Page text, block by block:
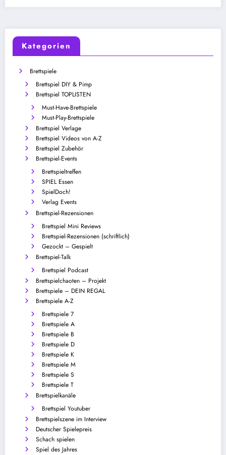
Kategorien
Brettspiele
Brettspiel DIY & Pimp
Brettspiel TOPLISTEN
Must-Have-Brettspiele
Must-Play-Brettspiele
Brettspiel Verlage
Brettspiel Videos von A-Z
Brettspiel Zubehör
Brettspiel-Events
Brettspieltreffen
SPIEL Essen
SpielDoch!
Verlag Events
Brettspiel-Rezensionen
Brettspiel Mini Reviews
Brettspiel-Rezensionen (schriftlich)
Gezockt – Gespielt
Brettspiel-Talk
Brettspiel Podcast
Brettspielchaoten – Projekt
Brettspiele – DEIN REGAL
Brettspiele A-Z
Brettspiele 7
Brettspiele A
Brettspiele B
Brettspiele D
Brettspiele K
Brettspiele M
Brettspiele S
Brettspiele T
Brettspielkanäle
Brettspiel Youtuber
Brettspielszene im Interview
Deutscher Spielepreis
Schach spielen
Spiel des Jahres